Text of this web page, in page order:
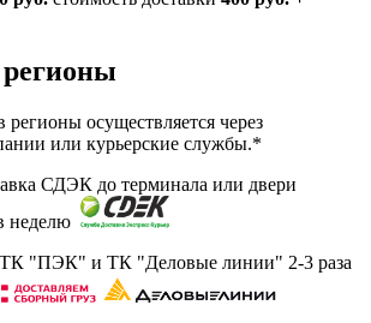
регионы осуществляется через
или курьерские службы.*
СДЭК до терминала или двери
неделю
"ПЭК" и ТК "Деловые линии" 2-3 раза